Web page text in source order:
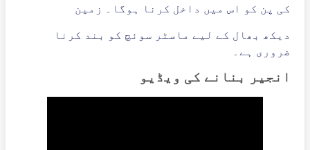
کی پن کو اس میں داخل کرنا ہوگا۔ زمین
دیکھ بھال کے لیے ماسٹر سوئچ کو بند کرنا
ضروری ہے۔
انجیر بنانے کی ویڈیو